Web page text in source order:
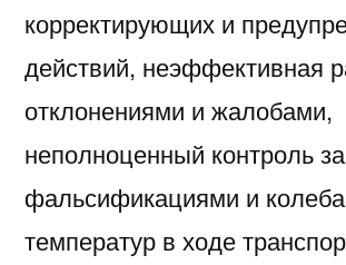
корректирующих и
действий, неэффективная
отклонениями и жалобами,
неполноценный контроль за
фальсификациями и
температур в ходе